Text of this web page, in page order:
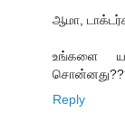
ஆமா,
உங்களை
Reply